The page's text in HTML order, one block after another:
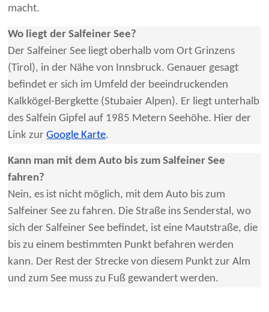
macht.
Wo liegt der Salfeiner See?
Der Salfeiner See liegt oberhalb vom Ort Grinzens
(Tirol), in der Nähe von Innsbruck. Genauer gesagt
befindet er sich im Umfeld der beeindruckenden
Kalkkögel-Bergkette (Stubaier Alpen). Er liegt unterhalb
des Salfein Gipfel auf 1985 Metern Seehöhe. Hier der
Link zurGoogle Karte.
Kann man mit dem Auto bis zum Salfeiner See
fahren?
Nein, es ist nicht möglich, mit dem Auto bis zum
Salfeiner See zu fahren. Die Straße ins Senderstal, wo
sich der Salfeiner See befindet, ist eine Mautstraße, die
bis zu einem bestimmten Punkt befahren werden
kann. Der Rest der Strecke von diesem Punkt zur Alm
und zum See muss zu Fuß gewandert werden.